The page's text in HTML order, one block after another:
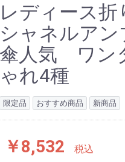
ィース/女性用
/男性用 Omega
Rolex
Cartier
Chanel
レディース
シャネルア
傘人気 ワン
ゃれ4種
限定品 おすすめ商品 新商品
￥8,532 税込